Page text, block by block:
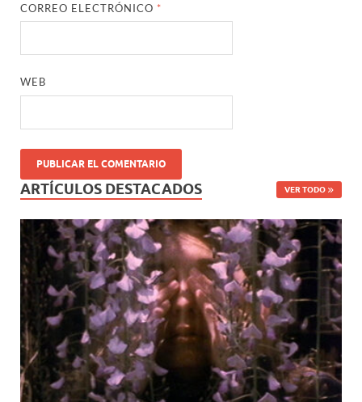
CORREO ELECTRÓNICO *
WEB
ARTÍCULOS DESTACADOS VER TODO